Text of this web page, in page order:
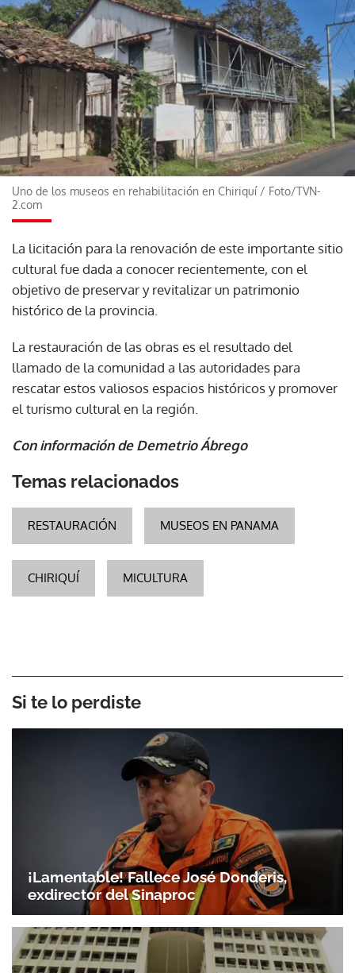
Uno de los museos en rehabilitación en Chiriquí/ Foto/TVN-
2.com
La licitación para la renovación de este importante sitio
cultural fue dada a conocer recientemente, con el
objetivo de preservar y revitalizar un patrimonio
histórico de la provincia.
La restauración de las obras es el resultado del
llamado de la comunidad a las autoridades para
rescatar estos valiosos espacios históricos y promover
el turismo cultural en la región.
Con información de Demetrio Ábrego
Temas relacionados
RESTAURACIÓN MUSEOS EN PANAMA
CHIRIQUÍ MICULTURA
Si te lo perdiste
¡Lamentable! Fallece José Donderis,
exdirector del Sinaproc